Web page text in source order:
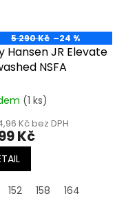
5 290 Kč –24 %
Hansen JR Elevate
NSFA
(1 ks)
Kč bez DPH
Kč
152 158 164